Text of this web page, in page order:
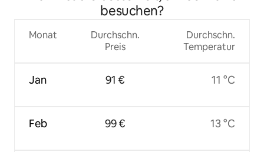
besuchen?
Monat
Jan
Feb
Durchschn.
Preis
91 €
99 €
Durchschn.
Temperatur
11 °C
13 °C